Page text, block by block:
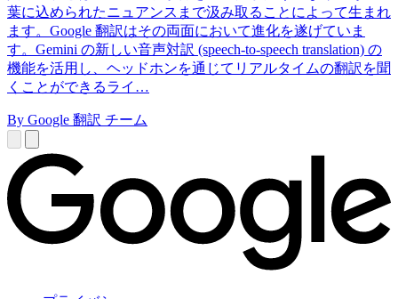
葉に込められたニュアンスまで汲み取ることによって生まれ
ます。Google 翻訳はその両面において進化を遂げていま
す。Gemini の新しい音声対訳 (speech-to-speech translation) の
機能を活用し、ヘッドホンを通じてリアルタイムの翻訳を聞
くことができるライ…
By Google 翻訳 チーム